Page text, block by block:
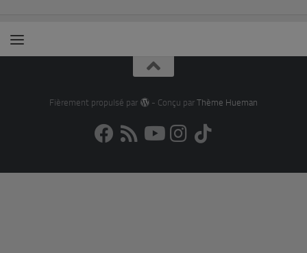
Fièrement propulsé par - Conçu par Thème Hueman